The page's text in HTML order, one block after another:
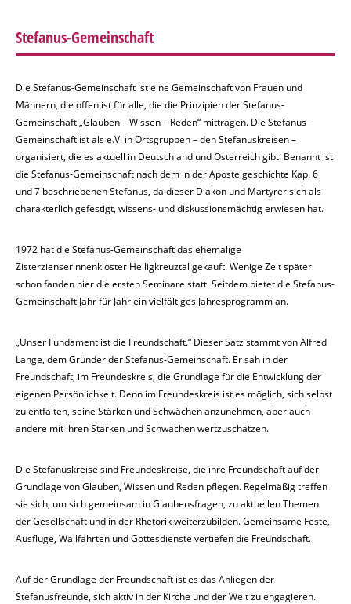
Stefanus-Gemeinschaft
Die Stefanus-Gemeinschaft ist eine Gemeinschaft von Frauen und
Männern, die offen ist für alle, die die Prinzipien der Stefanus-
Gemeinschaft „Glauben – Wissen – Reden“ mittragen. Die Stefanus-
Gemeinschaft ist als e.V. in Ortsgruppen – den Stefanuskreisen –
organisiert, die es aktuell in Deutschland und Österreich gibt. Benannt ist
die Stefanus-Gemeinschaft nach dem in der Apostelgeschichte Kap. 6
und 7 beschriebenen Stefanus, da dieser Diakon und Märtyrer sich als
charakterlich gefestigt, wissens- und diskussionsmächtig erwiesen hat.
1972 hat die Stefanus-Gemeinschaft das ehemalige
Zisterzienserinnenkloster Heiligkreuztal gekauft. Wenige Zeit später
schon fanden hier die ersten Seminare statt. Seitdem bietet die Stefanus-
Gemeinschaft Jahr für Jahr ein vielfältiges Jahresprogramm an.
„Unser Fundament ist die Freundschaft.“ Dieser Satz stammt von Alfred
Lange, dem Gründer der Stefanus-Gemeinschaft. Er sah in der
Freundschaft, im Freundeskreis, die Grundlage für die Entwicklung der
eigenen Persönlichkeit. Denn im Freundeskreis ist es möglich, sich selbst
zu entfalten, seine Stärken und Schwächen anzunehmen, aber auch
andere mit ihren Stärken und Schwächen wertzuschätzen.
Die Stefanuskreise sind Freundeskreise, die ihre Freundschaft auf der
Grundlage von Glauben, Wissen und Reden pflegen. Regelmäßig treffen
sie sich, um sich gemeinsam in Glaubensfragen, zu aktuellen Themen
der Gesellschaft und in der Rhetorik weiterzubilden. Gemeinsame Feste,
Ausflüge, Wallfahrten und Gottesdienste vertiefen die Freundschaft.
Auf der Grundlage der Freundschaft ist es das Anliegen der
Stefanusfreunde, sich aktiv in der Kirche und der Welt zu engagieren.